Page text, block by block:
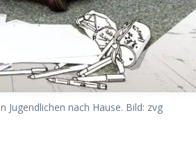
Jugendlichen nach Hause. Bild: zvg